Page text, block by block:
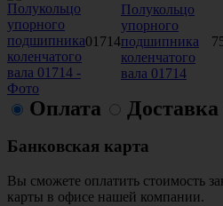
01714
Полукольцо
упорного
подшипника
коленчатого
вала 01714
Оплата Доставка
Банковская карта
Вы сможете оплатить стоимость
карты в офисе нашей компании.